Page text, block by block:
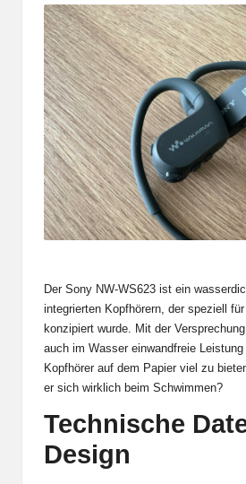
Der Sony NW-WS623 ist ein
integrierten Kopfhörern, der speziell
konzipiert wurde. Mit der
auch im Wasser einwandfreie
Kopfhörer auf dem Papier viel zu
er sich wirklich beim Schwimmen?
Technische
Design